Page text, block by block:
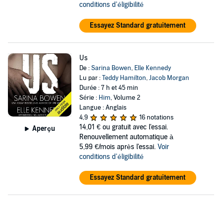
conditions d'éligibilité
Essayez Standard gratuitement
Aperçu
Us
De :Sarina Bowen, Elle Kennedy
Lu par :Teddy Hamilton,Jacob Morgan
Durée : 7 h et 45 min
Série : Him, Volume 2
Langue : Anglais
4,9
16 notations
14,01 € ou gratuit avec l'essai.
Renouvellement automatique à
5,99 €/mois après l'essai. Voir
conditions d'éligibilité
Essayez Standard gratuitement